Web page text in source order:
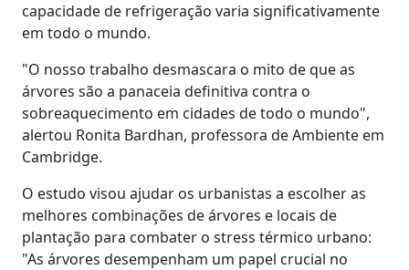
capacidade de refrigeração varia significativamente
em todo o mundo.
"O nosso trabalho desmascara o mito de que as
árvores são a panaceia definitiva contra o
sobreaquecimento em cidades de todo o mundo",
alertou Ronita Bardhan, professora de Ambiente em
Cambridge.
O estudo visou ajudar os urbanistas a escolher as
melhores combinações de árvores e locais de
plantação para combater o stress térmico urbano:
"As árvores desempenham um papel crucial no